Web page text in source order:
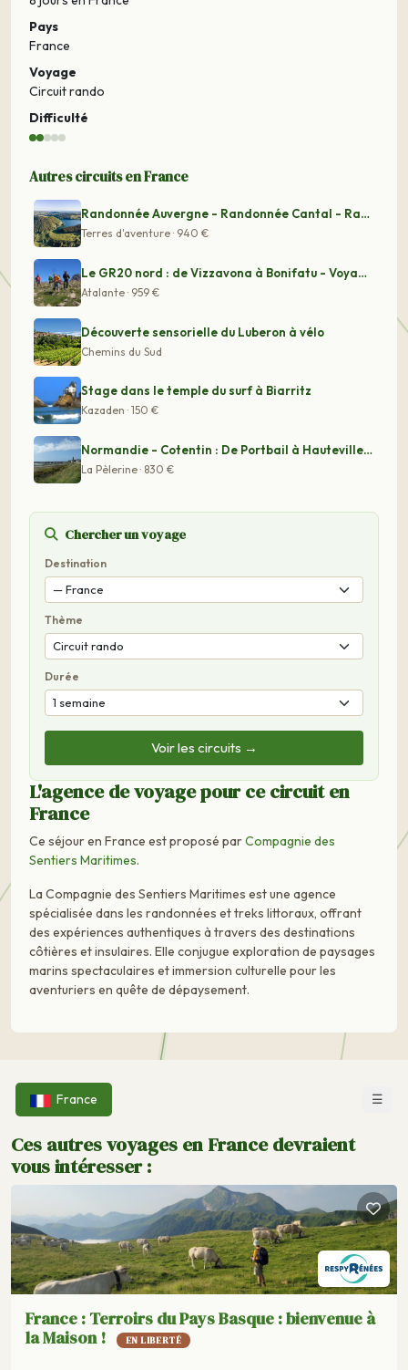
Pays
France
Voyage
Circuit rando
Difficulté
Autres circuits en France
Randonnée Auvergne - Randonnée Cantal - Randonnée Cezal
Terres d'aventure · 940 €
Le GR20 nord : de Vizzavona à Bonifatu - Voyage Corse
Atalante · 959 €
Découverte sensorielle du Luberon à vélo
Chemins du Sud
Stage dans le temple du surf à Biarritz
Kazaden · 150 €
Normandie - Cotentin : De Portbail à Hauteville sur Mer
La Pèlerine · 830 €
Chercher un voyage
Destination
Thème
Durée
Voir les circuits →
L'agence de voyage pour ce circuit en
France
Ce séjour en France est proposé parCompagnie des
Sentiers Maritimes.
La Compagnie des Sentiers Maritimes est une agence
spécialisée dans les randonnées et treks littoraux, offrant
des expériences authentiques à travers des destinations
côtières et insulaires. Elle conjugue exploration de paysages
marins spectaculaires et immersion culturelle pour les
aventuriers en quête de dépaysement.
France ☰
Ces autres voyages en France devraient
vous intéresser :
France : Terroirs du Pays Basque : bienvenue à
la Maison !
EN LIBERTÉ